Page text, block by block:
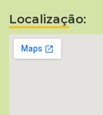
Localização: